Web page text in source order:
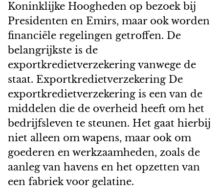
Koninklijke Hoogheden op bezoek bij
Presidenten en Emirs, maar ook worden
financiële regelingen getroffen. De
belangrijkste is de
exportkredietverzekering vanwege de
staat. Exportkredietverzekering De
exportkredietverzekering is een van de
middelen die de overheid heeft om het
bedrijfsleven te steunen. Het gaat hierbij
niet alleen om wapens, maar ook om
goederen en werkzaamheden, zoals de
aanleg van havens en het opzetten van
een fabriek voor gelatine.